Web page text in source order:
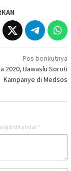
Pos berikutnya
2020, Bawaslu Soroti
Kampanye di Medsos
ditandai *